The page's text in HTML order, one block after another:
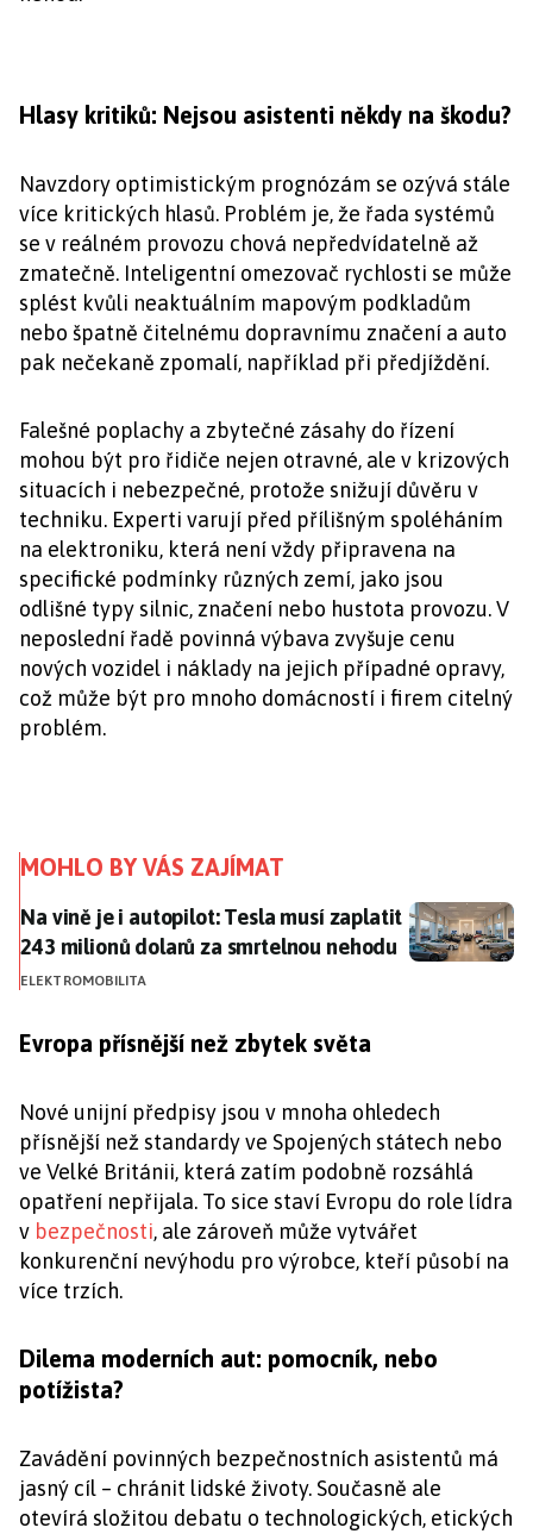
Hlasy kritiků: Nejsou asistenti někdy na škodu?
Navzdory optimistickým prognózám se ozývá stále
více kritických hlasů. Problém je, že řada systémů
se v reálném provozu chová nepředvídatelně až
zmatečně. Inteligentní omezovač rychlosti se může
splést kvůli neaktuálním mapovým podkladům
nebo špatně čitelnému dopravnímu značení a auto
pak nečekaně zpomalí, například při předjíždění.
Falešné poplachy a zbytečné zásahy do řízení
mohou být pro řidiče nejen otravné, ale v krizových
situacích i nebezpečné, protože snižují důvěru v
techniku. Experti varují před přílišným spoléháním
na elektroniku, která není vždy připravena na
specifické podmínky různých zemí, jako jsou
odlišné typy silnic, značení nebo hustota provozu. V
neposlední řadě povinná výbava zvyšuje cenu
nových vozidel i náklady na jejich případné opravy,
což může být pro mnoho domácností i firem citelný
problém.
MOHLO BY VÁS ZAJÍMAT
Na vině je i autopilot: Tesla musí zaplatit 243
Na vině je i autopilot: Tesla musí zaplatit
243 milionů dolarů za smrtelnou nehodu
ELEKTROMOBILITA
Evropa přísnější než zbytek světa
Nové unijní předpisy jsou v mnoha ohledech
přísnější než standardy ve Spojených státech nebo
ve Velké Británii, která zatím podobně rozsáhlá
opatření nepřijala. To sice staví Evropu do role lídra
v bezpečnosti, ale zároveň může vytvářet
konkurenční nevýhodu pro výrobce, kteří působí na
více trzích.
Dilema moderních aut: pomocník, nebo
potížista?
Zavádění povinných bezpečnostních asistentů má
jasný cíl – chránit lidské životy. Současně ale
otevírá složitou debatu o technologických, etických